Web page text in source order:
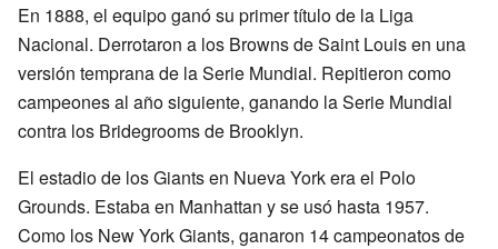
En 1888, el equipo ganó su primer título de la Liga
Nacional. Derrotaron a los Browns de Saint Louis en una
versión temprana de la Serie Mundial. Repitieron como
campeones al año siguiente, ganando la Serie Mundial
contra los Bridegrooms de Brooklyn.
El estadio de los Giants en Nueva York era el Polo
Grounds. Estaba en Manhattan y se usó hasta 1957.
Como los New York Giants, ganaron 14 campeonatos de